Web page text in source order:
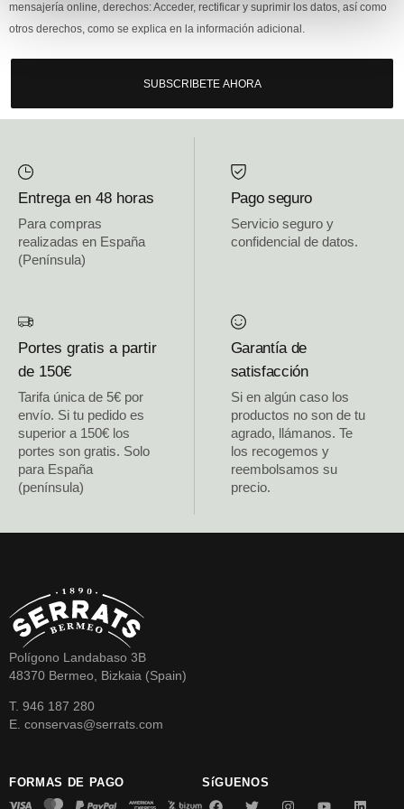
mensajería online, derechos: Acceder, rectificar y suprimir los datos, así como
otros derechos, como se explica en la información adicional.
SUBSCRIBETE AHORA
Entrega en 48 horas
Para compras
realizadas en España
(Península)
Pago seguro
Servicio seguro y
confidencial de datos.
Portes gratis a partir
de 150€
Tarifa única de 5€ por
envío. Si tu pedido es
superior a 150€ los
portes son gratis. Solo
para España
(península)
Garantía de
satisfacción
Si en algún caso los
productos no son de tu
agrado, llámanos. Te
los recogemos y
reembolsamos su
precio.
Polígono Landabaso 3B
48370 Bermeo, Bizkaia (Spain)
T. 946 187 280
E. conservas@serrats.com
FORMAS DE PAGO SíGUENOS